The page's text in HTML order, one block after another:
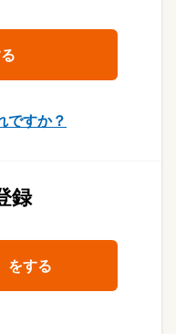
ですか？
録
をする